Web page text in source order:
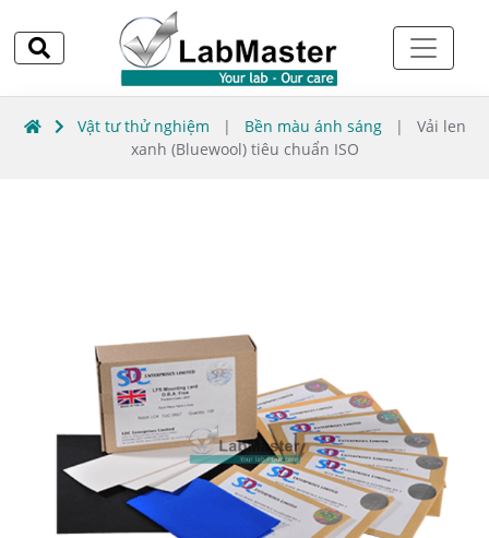
Vật tư thử nghiệm | Bền màu ánh sáng |
Vải len
xanh (Bluewool) tiêu chuẩn ISO